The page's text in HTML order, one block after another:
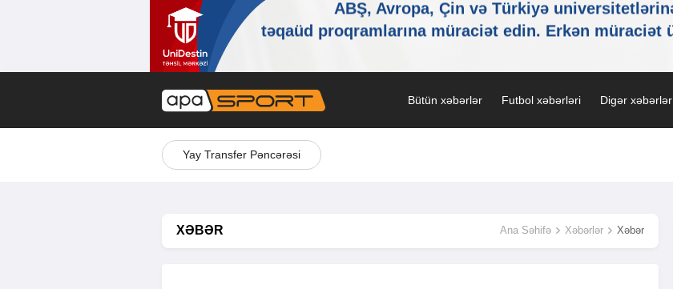
Bütün xəbərlər Futbol xəbərləri Digər xəbərlər
Yay Transfer Pəncərəsi
XƏBƏR Ana Səhifə Xəbərlər Xəbər